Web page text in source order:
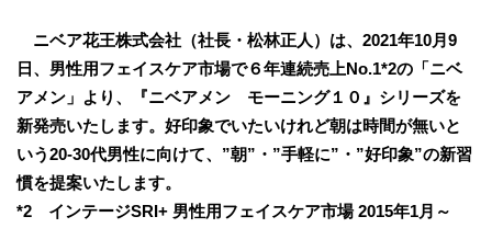
ニベア花王株式会社（社長・松林正人）は、2021年10月9
日、男性用フェイスケア市場で６年連続売上No.1*2の「ニベ
アメン」より、『ニベアメン モーニング１０』シリーズを
新発売いたします。好印象でいたいけれど朝は時間が無いと
いう20-30代男性に向けて、”朝”・”手軽に”・”好印象”の新習
慣を提案いたします。
*2 インテージSRI+ 男性用フェイスケア市場 2015年1月～